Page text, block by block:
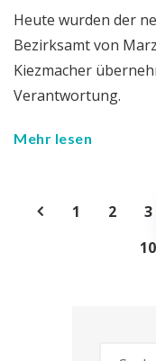
Heute wurden der
Bezirksamt von
Kiezmacher
Verantwortung.
Mehr lesen
1 2 3
10